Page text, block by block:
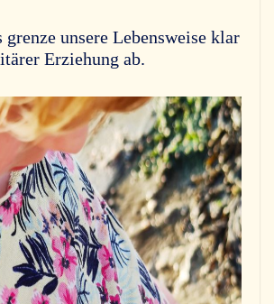
unsere Lebensweise klar
Erziehung ab.